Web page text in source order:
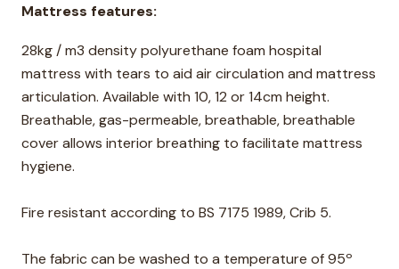
Mattress features:
28kg / m3 density polyurethane foam hospital
mattress with tears to aid air circulation and mattress
articulation. Available with 10, 12 or 14cm height.
Breathable, gas-permeable, breathable, breathable
cover allows interior breathing to facilitate mattress
hygiene.
Fire resistant according to BS 7175 1989, Crib 5.
The fabric can be washed to a temperature of 95º